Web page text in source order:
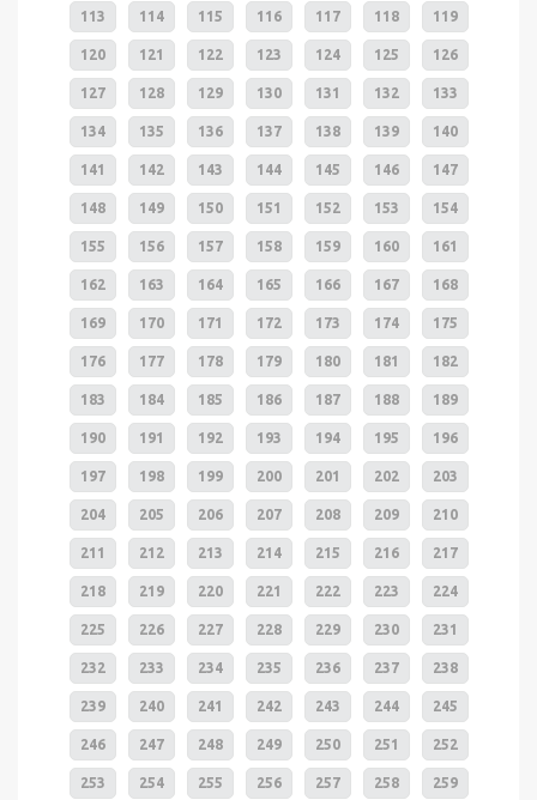
113 114 115 116 117 118 119
120 121 122 123 124 125 126
127 128 129 130 131 132 133
134 135 136 137 138 139 140
141 142 143 144 145 146 147
148 149 150 151 152 153 154
155 156 157 158 159 160 161
162 163 164 165 166 167 168
169 170 171 172 173 174 175
176 177 178 179 180 181 182
183 184 185 186 187 188 189
190 191 192 193 194 195 196
197 198 199 200 201 202 203
204 205 206 207 208 209 210
211 212 213 214 215 216 217
218 219 220 221 222 223 224
225 226 227 228 229 230 231
232 233 234 235 236 237 238
239 240 241 242 243 244 245
246 247 248 249 250 251 252
253 254 255 256 257 258 259